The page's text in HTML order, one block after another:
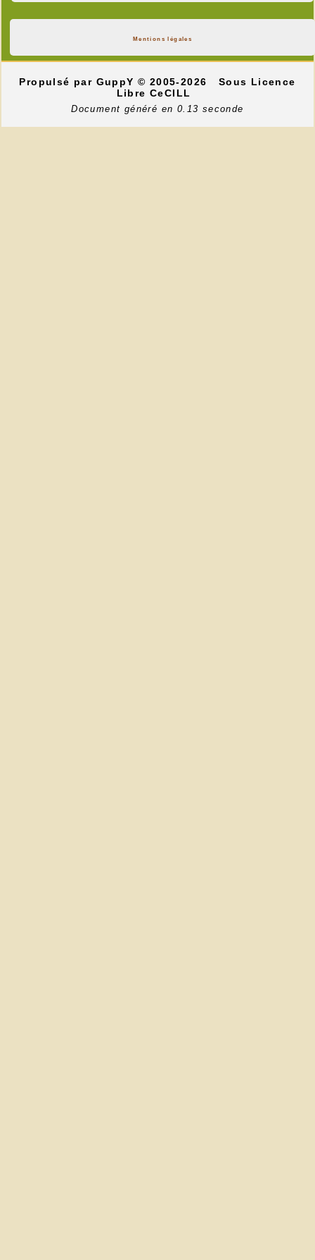
Mentions légales
Propulsé par GuppY© 2005-2026
Sous Licence
Libre CeCILL
Document généré en 0.13 seconde